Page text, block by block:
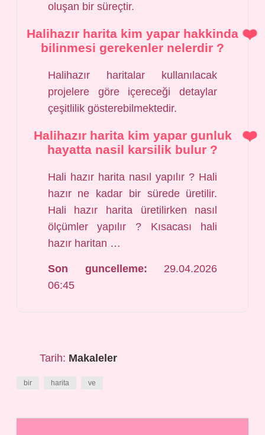
oluşan bir süreçtir.
Halihazır harita kim yapar hakkinda
bilinmesi gerekenler nelerdir ?
Halihazır haritalar kullanılacak
projelere göre içereceği detaylar
çeşitlilik gösterebilmektedir.
Halihazır harita kim yapar gunluk
hayatta nasil karsilik bulur ?
Hali hazır harita nasıl yapılır ? Hali
hazır ne kadar bir sürede üretilir.
Hali hazır harita üretilirken nasıl
ölçümler yapılır ? Kısacası hali
hazır haritan …
Son guncelleme: 29.04.2026
06:45
Tarih: Makaleler
bir harita ve